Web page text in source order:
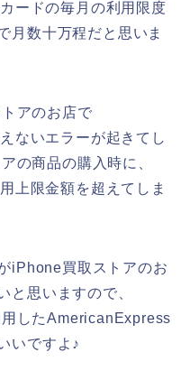
ードの毎月の利用限度
月数十万程だと思いま
アのお店で
ないエラーが起きてし
の商品の購入時に、
上限金額を超えてしま
iPhone買取ストアのお
と思いますので、
したAmericanExpress
いですよ♪